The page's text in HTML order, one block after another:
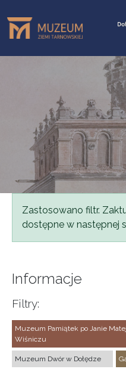
Komunikat
Zastosowano filtr.
dostępne w następnej
Informacje
Filtry:
Muzeum Pamiątek po Janie
Wiśniczu
Muzeum Dwór w Dołędze